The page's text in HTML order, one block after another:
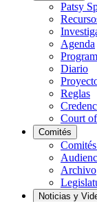
Patsy
Agenda
Diario
Reglas
Court
Comités
Archivo
Noticias y